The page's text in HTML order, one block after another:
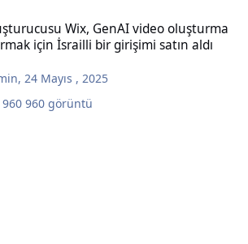
Wix, GenAI video oluşturma
için İsrailli bir girişimi satın aldı
, 24 Mayıs , 2025
960 görüntü